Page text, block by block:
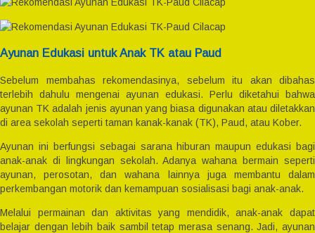
Ayunan Edukasi untuk Anak TK atau Paud
Sebelum membahas rekomendasinya, sebelum itu akan dibahas
terlebih dahulu mengenai ayunan edukasi. Perlu diketahui bahwa
ayunan TK adalah jenis ayunan yang biasa digunakan atau diletakkan
di area sekolah seperti taman kanak-kanak (TK), Paud, atau Kober.
Ayunan ini berfungsi sebagai sarana hiburan maupun edukasi bagi
anak-anak di lingkungan sekolah. Adanya wahana bermain seperti
ayunan, perosotan, dan wahana lainnya juga membantu dalam
perkembangan motorik dan kemampuan sosialisasi bagi anak-anak.
Melalui permainan dan aktivitas yang mendidik, anak-anak dapat
belajar dengan lebih baik sambil tetap merasa senang. Jadi, ayunan